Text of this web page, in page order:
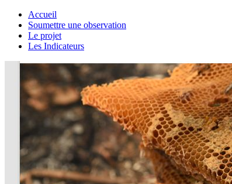
Accueil
Soumettre une observation
Le projet
Les Indicateurs